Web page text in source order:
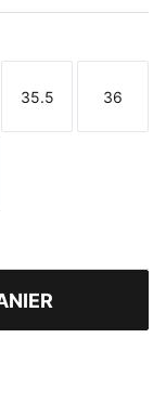
Taille
35.5
Taille
36